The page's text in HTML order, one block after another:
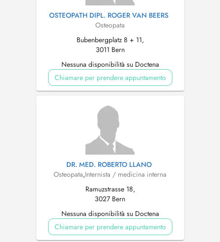
OSTEOPATH DIPL. ROGER VAN BEERS
Osteopata
Bubenbergplatz 8 + 11,
3011 Bern
Nessuna disponibilità su Doctena
Chiamare per prendere appuntamento
DR. MED. ROBERTO LLANO
Osteopata,Internista / medicina interna
Ramuzstrasse 18,
3027 Bern
Nessuna disponibilità su Doctena
Chiamare per prendere appuntamento